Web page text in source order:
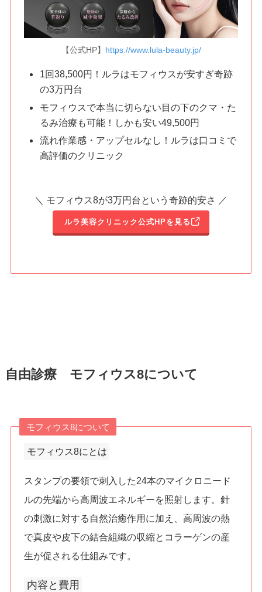
【公式HP】 https://www.lula-beauty.jp/
1回38,500円！ルラはモフィウスが安すぎ奇跡
の3万円台
モフィウスで本当に切らない目の下のクマ・た
るみ治療も可能！しかも安い49,500円
流れ作業感・アップセルなし！ルラは口コミで
高評価のクリニック
＼ モフィウス8が3万円台という奇跡的安さ ／
ルラ美容クリニック公式HPを見る
自由診療 モフィウス8について
モフィウス8について
モフィウス8にとは
スタンプの要領で刺入した24本のマイクロニード
ルの先端から高周波エネルギーを照射します。針
の刺激に対する自然治癒作用に加え、高周波の熱
で真皮や皮下の結合組織の収縮とコラーゲンの産
生が促される仕組みです。
内容と費用